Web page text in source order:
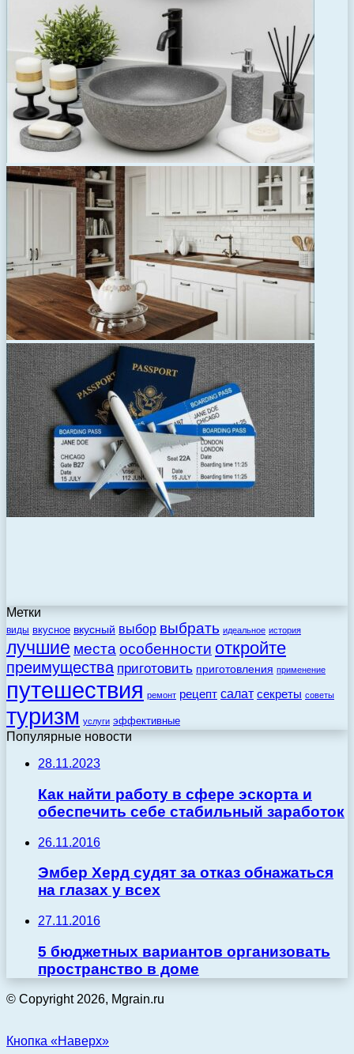
Метки
виды вкусное вкусный выбор выбрать идеальное история
лучшие места особенности откройте
преимущества приготовить приготовления применение
путешествия ремонт рецепт салат секреты советы
туризм услуги эффективные
Популярные новости
28.11.2023
Как найти работу в сфере эскорта и
обеспечить себе стабильный заработок
26.11.2016
Эмбер Херд судят за отказ обнажаться
на глазах у всех
27.11.2016
5 бюджетных вариантов организовать
пространство в доме
© Copyright 2026, Mgrain.ru
Кнопка «Наверх»